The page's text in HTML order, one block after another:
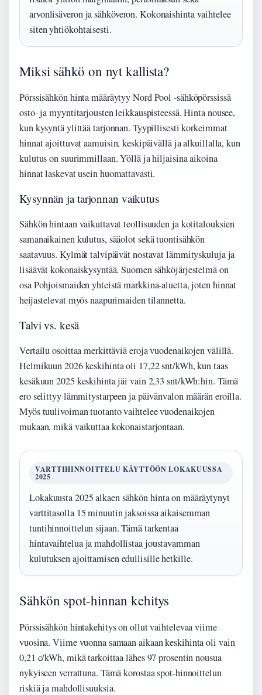
arvonlisäveron ja sähköveron. Kokonaishinta vaihtelee
siten yhtiökohtaisesti.
Miksi sähkö on nyt kallista?
Pörssisähkön hinta määräytyy Nord Pool -sähköpörssissä
osto- ja myyntitarjousten leikkauspisteessä. Hinta nousee,
kun kysyntä ylittää tarjonnan. Tyypillisesti korkeimmat
hinnat ajoittuvat aamuisin, keskipäivällä ja alkuillalla, kun
kulutus on suurimmillaan. Yöllä ja hiljaisina aikoina
hinnat laskevat usein huomattavasti.
Kysynnän ja tarjonnan vaikutus
Sähkön hintaan vaikuttavat teollisuuden ja kotitalouksien
samanaikainen kulutus, sääolot sekä tuontisähkön
saatavuus. Kylmät talvipäivät nostavat lämmityskuluja ja
lisäävät kokonaiskysyntää. Suomen sähköjärjestelmä on
osa Pohjoismaiden yhteistä markkina-aluetta, joten hinnat
heijastelevat myös naapurimaiden tilannetta.
Talvi vs. kesä
Vertailu osoittaa merkittäviä eroja vuodenaikojen välillä.
Helmikuun 2026 keskihinta oli 17,22 snt/kWh, kun taas
kesäkuun 2025 keskihinta jäi vain 2,33 snt/kWh:hin. Tämä
ero selittyy lämmitystarpeen ja päivänvalon määrän eroilla.
Myös tuulivoiman tuotanto vaihtelee vuodenaikojen
mukaan, mikä vaikuttaa kokonaistarjontaan.
VARTTIHINNOITTELU KÄYTTÖÖN LOKAKUUSSA
2025
Lokakuusta 2025 alkaen sähkön hinta on määräytynyt
varttitasolla 15 minuutin jaksoissa aikaisemman
tuntihinnoittelun sijaan. Tämä tarkentaa
hintavaihtelua ja mahdollistaa joustavamman
kulutuksen ajoittamisen edullisille hetkille.
Sähkön spot-hinnan kehitys
Pörssisähkön hintakehitys on ollut vaihtelevaa viime
vuosina. Viime vuonna samaan aikaan keskihinta oli vain
0,21 c/kWh, mikä tarkoittaa lähes 97 prosentin nousua
nykyiseen verrattuna. Tämä korostaa spot-hinnoittelun
riskiä ja mahdollisuuksia.